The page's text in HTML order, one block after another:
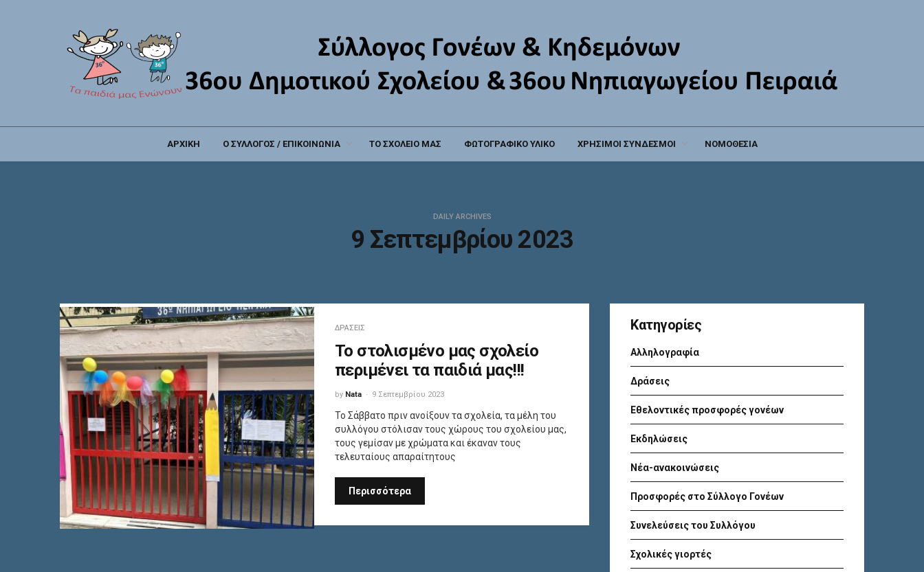
ΑΡΧΙΚΗ Ο ΣΥΛΛΟΓΟΣ / ΕΠΙΚΟΙΝΩΝΙΑ ΤΟ ΣΧΟΛΕΙΟ ΜΑΣ ΦΩΤΟΓΡΑΦΙΚΟ ΥΛΙΚΟ ΧΡΗΣΙΜΟΙ ΣΥΝΔΕΣΜΟΙ ΝΟΜΟΘΕΣΙΑ
DAILY ARCHIVES
9 Σεπτεμβρίου 2023
ΔΡΆΣΕΙΣ
To στολισμένο μας σχολείο
περιμένει τα παιδιά μας!!!
by Nata 9 Σεπτεμβρίου 2023
Το Σάββατο πριν ανοίξουν τα σχολεία, τα μέλη του
συλλόγου στόλισαν τους χώρους του σχολείου μας,
τους γεμίσαν με χρώματα και έκαναν τους
τελευταίους απαραίτητους
Περισσότερα
Kατηγορίες
Αλληλογραφία
Δράσεις
Εθελοντικές προσφορές γονέων
Εκδηλώσεις
Νέα-ανακοινώσεις
Προσφορές στο Σύλλογο Γονέων
Συνελεύσεις του Συλλόγου
Σχολικές γιορτές